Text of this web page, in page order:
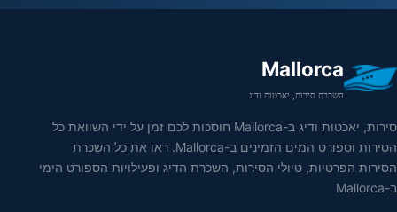
Mallorca
השכרת סירות, יאכטות ודיג
סירות, יאכטות ודיג ב-Mallorca חוסכות לכם זמן על ידי השוואת כל
הסירות וספורט המים הזמינים ב-Mallorca. ראו את כל השכרת
הסירות הפרטיות, טיולי הסירות, השכרת הדיג ופעילויות הספורט הימי
ב-Mallorca